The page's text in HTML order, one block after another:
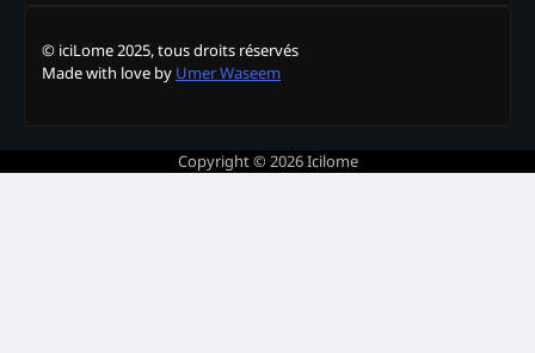
© iciLome 2025, tous droits réservés
Made with love by Umer Waseem
Copyright © 2026Icilome